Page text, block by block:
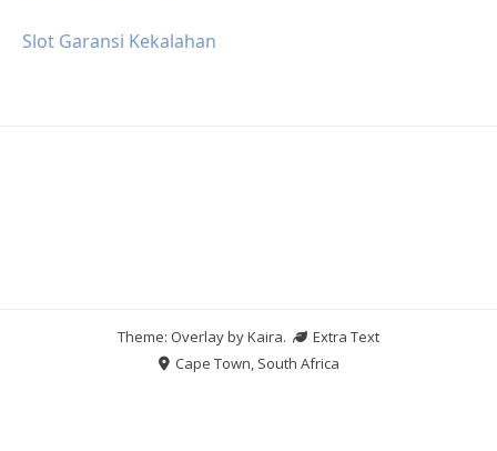
Slot Garansi Kekalahan
Theme: Overlay byKaira.
Extra Text
Cape Town, South Africa